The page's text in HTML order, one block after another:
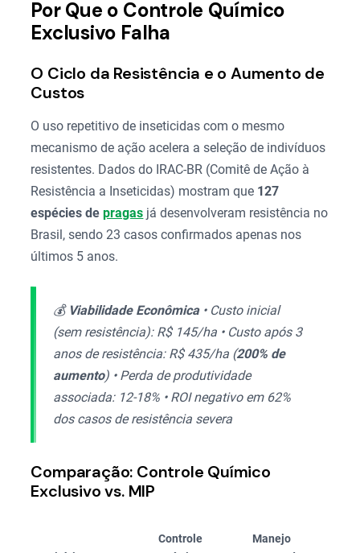
Por Que o Controle Químico
Exclusivo Falha
O Ciclo da Resistência e o Aumento de
Custos
O uso repetitivo de inseticidas com o mesmo
mecanismo de ação acelera a seleção de indivíduos
resistentes. Dados do IRAC-BR (Comitê de Ação à
Resistência a Inseticidas) mostram que 127
espécies depragas já desenvolveram resistência no
Brasil, sendo 23 casos confirmados apenas nos
últimos 5 anos.
💰 Viabilidade Econômica• Custo inicial
(sem resistência): R$ 145/ha • Custo após 3
anos de resistência: R$ 435/ha (200% de
aumento) • Perda de produtividade
associada: 12-18% • ROI negativo em 62%
dos casos de resistência severa
Comparação: Controle Químico
Exclusivo vs. MIP
Controle
Manejo